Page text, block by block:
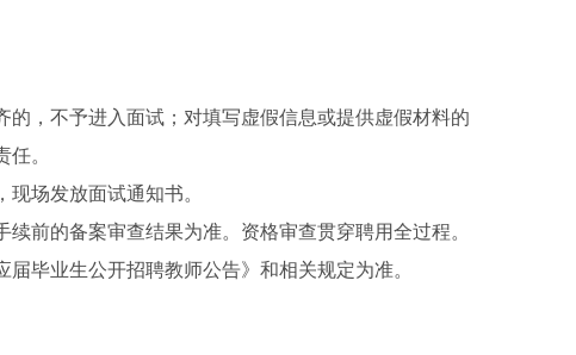
的，不予进入面试；对填写虚假信息或提供虚假材料的
。
场发放面试通知书。
前的备案审查结果为准。资格审查贯穿聘用全过程。
届毕业生公开招聘教师公告》和相关规定为准。